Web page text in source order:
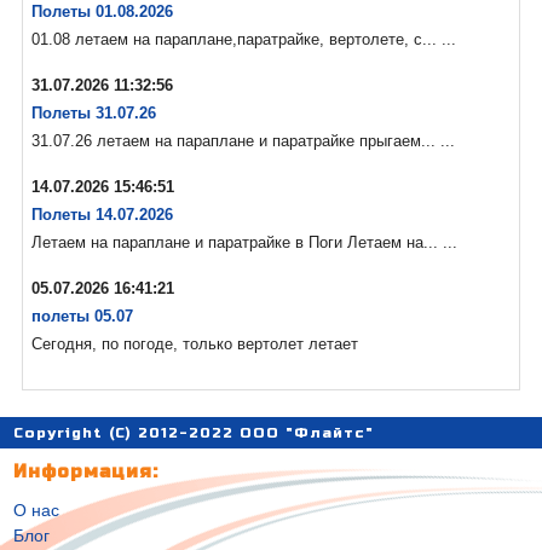
Полеты 01.08.2026
01.08 летаем на параплане,паратрайке, вертолете, с... ...
31.07.2026 11:32:56
Полеты 31.07.26
31.07.26 летаем на параплане и паратрайке прыгаем... ...
14.07.2026 15:46:51
Полеты 14.07.2026
Летаем на параплане и паратрайке в Поги Летаем на... ...
05.07.2026 16:41:21
полеты 05.07
Сегодня, по погоде, только вертолет летает
Copyright (C) 2012-2022 ООО "Флайтс"
Информация:
О нас
Блог